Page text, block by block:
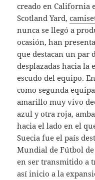
creado en California
Scotland Yard,
nunca se llegó a
ocasión, han
que destacan un par
desplazadas hacia la
escudo del equipo.
como segunda
amarillo muy vivo
azul y otra roja,
hacia el lado en el
Suecia fue el país
Mundial de Fútbol
en ser transmitido a
así inicio a la